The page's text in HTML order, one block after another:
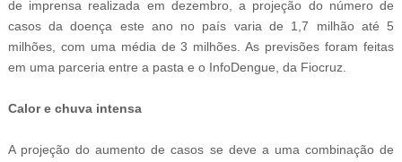
de imprensa realizada em dezembro, a projeção do número de
casos da doença este ano no país varia de 1,7 milhão até 5
milhões, com uma média de 3 milhões. As previsões foram feitas
em uma parceria entre a pasta e o InfoDengue, da Fiocruz.
Calor e chuva intensa
A projeção do aumento de casos se deve a uma combinação de